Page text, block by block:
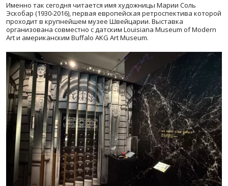
Именно так сегодня читается имя художницы Марии Соль
Эскобар (1930-2016), первая европейская ретроспектива которой
проходит в крупнейшем музее Швейцарии. Выставка
организована совместно с датским Louisiana Museum of Modern
Art и американским Buffalo AKG Art Museum.